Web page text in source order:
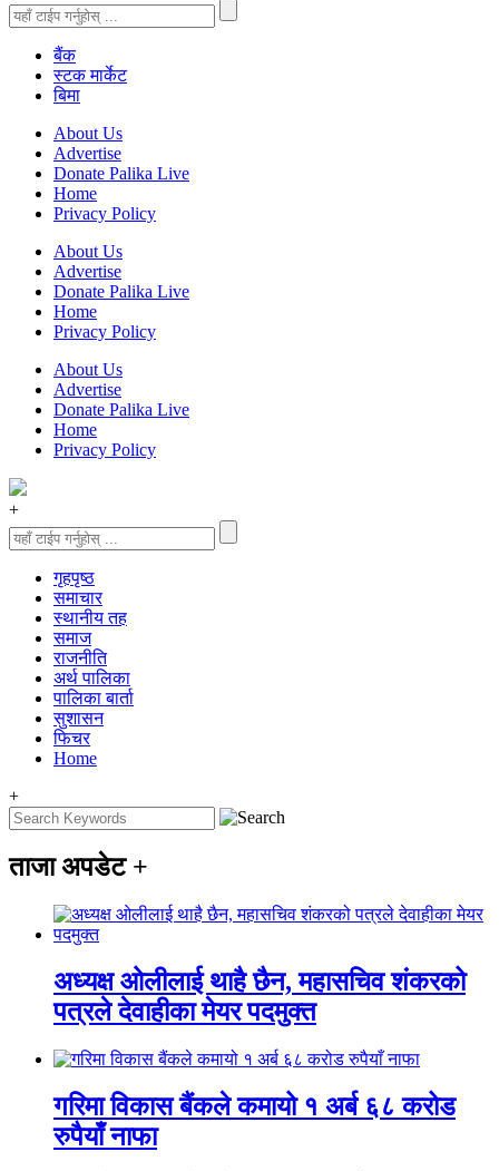
बैंक
स्टक मार्केट
बिमा
About Us
Advertise
Donate Palika Live
Home
Privacy Policy
About Us
Advertise
Donate Palika Live
Home
Privacy Policy
About Us
Advertise
Donate Palika Live
Home
Privacy Policy
+
गृहपृष्‍ठ
समाचार
स्थानीय तह
समाज
राजनीति
अर्थ पालिका
पालिका बार्ता
सुशासन
फिचर
Home
+
ताजा अपडेट +
अध्यक्ष ओलीलाई थाहै छैन, महासचिव शंकरको
पत्रले देवाहीका मेयर पदमुक्त
गरिमा विकास बैंकले कमायो १ अर्ब ६८ करोड
रुपैयाँ नाफा